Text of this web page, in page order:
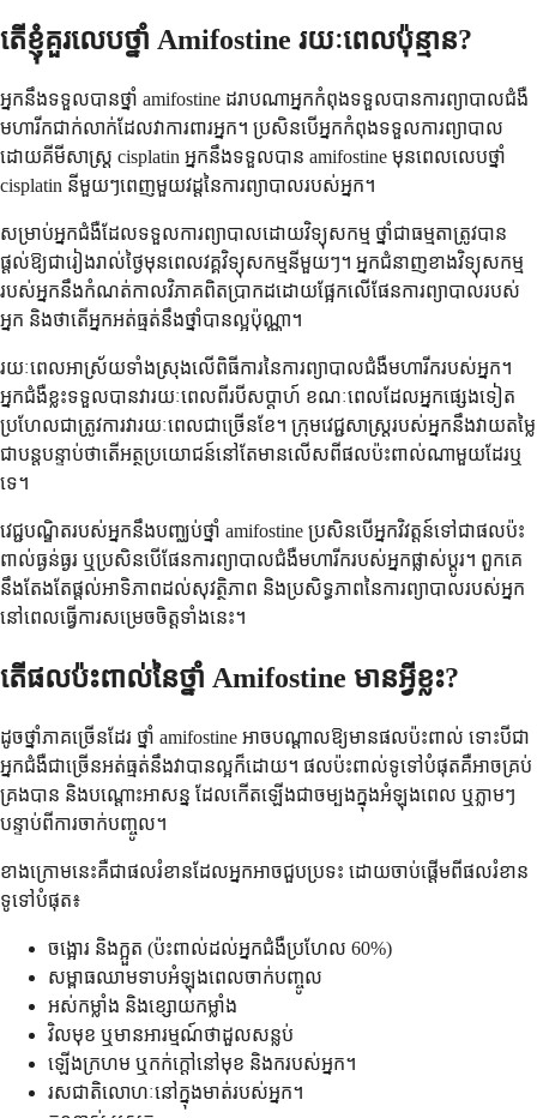
តើខ្ញុំគួរលេបថ្នាំ Amifostine រយៈពេលប៉ុន្មាន?
អ្នកនឹងទទួលបានថ្នាំ amifostine ដរាបណាអ្នកកំពុងទទួលបានការព្យាបាលជំងឺ
មហារីកជាក់លាក់ដែលវាការពារអ្នក។ ប្រសិនបើអ្នកកំពុងទទួលការព្យាបាល
ដោយគីមីសាស្ត្រ cisplatin អ្នកនឹងទទួលបាន amifostine មុនពេលលេបថ្នាំ
cisplatin នីមួយៗពេញមួយវដ្តនៃការព្យាបាលរបស់អ្នក។
សម្រាប់អ្នកជំងឺដែលទទួលការព្យាបាលដោយវិទ្យុសកម្ម ថ្នាំជាធម្មតាត្រូវបាន
ផ្តល់ឱ្យជារៀងរាល់ថ្ងៃមុនពេលវគ្គវិទ្យុសកម្មនីមួយៗ។ អ្នកជំនាញខាងវិទ្យុសកម្ម
របស់អ្នកនឹងកំណត់កាលវិភាគពិតប្រាកដដោយផ្អែកលើផែនការព្យាបាលរបស់
អ្នក និងថាតើអ្នកអត់ធ្មត់នឹងថ្នាំបានល្អប៉ុណ្ណា។
រយៈពេលអាស្រ័យទាំងស្រុងលើពិធីការនៃការព្យាបាលជំងឺមហារីករបស់អ្នក។
អ្នកជំងឺខ្លះទទួលបានវារយៈពេលពីរបីសប្តាហ៍ ខណៈពេលដែលអ្នកផ្សេងទៀត
ប្រហែលជាត្រូវការវារយៈពេលជាច្រើនខែ។ ក្រុមវេជ្ជសាស្ត្ររបស់អ្នកនឹងវាយតម្លៃ
ជាបន្តបន្ទាប់ថាតើអត្ថប្រយោជន៍នៅតែមានលើសពីផលប៉ះពាល់ណាមួយដែរឬ
ទេ។
វេជ្ជបណ្ឌិតរបស់អ្នកនឹងបញ្ឈប់ថ្នាំ amifostine ប្រសិនបើអ្នកវិវត្តន៍ទៅជាផលប៉ះ
ពាល់ធ្ងន់ធ្ងរ ឬប្រសិនបើផែនការព្យាបាលជំងឺមហារីករបស់អ្នកផ្លាស់ប្តូរ។ ពួកគេ
នឹងតែងតែផ្តល់អាទិភាពដល់សុវត្ថិភាព និងប្រសិទ្ធភាពនៃការព្យាបាលរបស់អ្នក
នៅពេលធ្វើការសម្រេចចិត្តទាំងនេះ។
តើផលប៉ះពាល់នៃថ្នាំ Amifostine មានអ្វីខ្លះ?
ដូចថ្នាំភាគច្រើនដែរ ថ្នាំ amifostine អាចបណ្តាលឱ្យមានផលប៉ះពាល់ ទោះបីជា
អ្នកជំងឺជាច្រើនអត់ធ្មត់នឹងវាបានល្អក៏ដោយ។ ផលប៉ះពាល់ទូទៅបំផុតគឺអាចគ្រប់
គ្រងបាន និងបណ្តោះអាសន្ន ដែលកើតឡើងជាចម្បងក្នុងអំឡុងពេល ឬភ្លាមៗ
បន្ទាប់ពីការចាក់បញ្ចូល។
ខាង​ក្រោម​នេះ​គឺ​ជា​ផល​រំខាន​ដែល​អ្នក​អាច​ជួប​ប្រទះ ដោយ​ចាប់​ផ្ដើម​ពី​ផល​រំខាន​
ទូទៅ​បំផុត៖
ចង្អោរ និងក្អួត (ប៉ះពាល់ដល់អ្នកជំងឺប្រហែល 60%)
សម្ពាធឈាមទាបអំឡុងពេលចាក់បញ្ចូល
អស់កម្លាំង និងខ្សោយកម្លាំង
វិលមុខ ឬមានអារម្មណ៍ថាដួលសន្លប់
ឡើងក្រហម ឬកក់ក្តៅនៅមុខ និងករបស់អ្នក។
រសជាតិលោហៈនៅក្នុងមាត់របស់អ្នក។